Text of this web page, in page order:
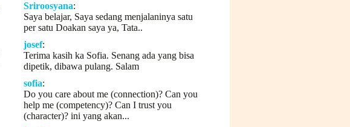
Sriroosyana:
Saya belajar, Saya sedang menjalaninya satu
per satu Doakan saya ya, Tata..
josef:
Terima kasih ka Sofia. Senang ada yang bisa
dipetik, dibawa pulang. Salam
sofia:
Do you care about me (connection)? Can you
help me (competency)? Can I trust you
(character)? ini yang akan...